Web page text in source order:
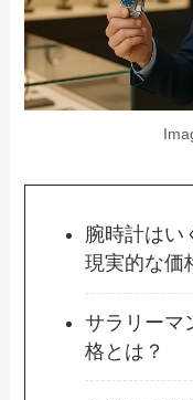
腕時計はい
現実的な価
サラリーマ
格とは？